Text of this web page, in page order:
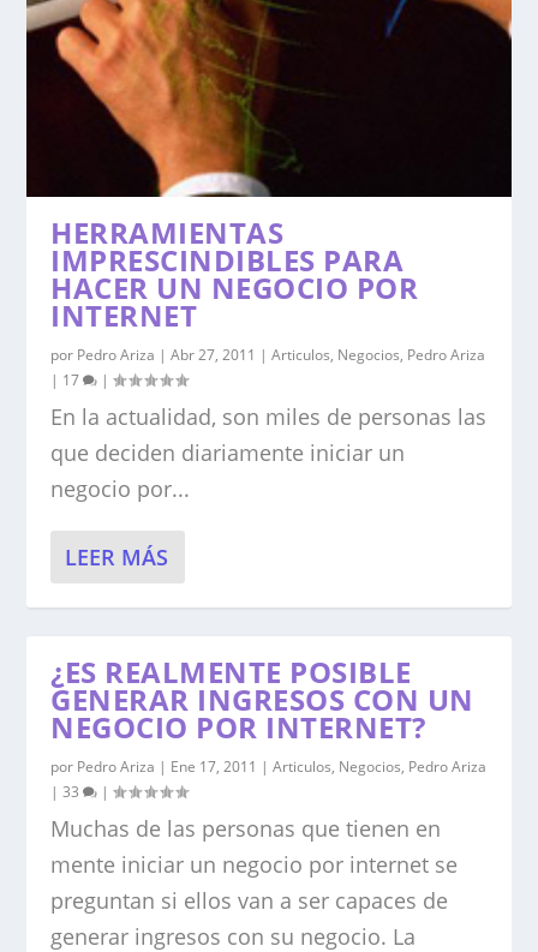
HERRAMIENTAS
IMPRESCINDIBLES PARA
HACER UN NEGOCIO POR
INTERNET
por Pedro Ariza |Abr 27, 2011 |Articulos, Negocios, Pedro Ariza
| 17 |
En la actualidad, son miles de personas las
que deciden diariamente iniciar un
negocio por...
LEER MÁS
¿ES REALMENTE POSIBLE
GENERAR INGRESOS CON UN
NEGOCIO POR INTERNET?
por Pedro Ariza | Ene 17, 2011 |Articulos, Negocios, Pedro Ariza
|33 |
Muchas de las personas que tienen en
mente iniciar un negocio por internet se
preguntan si ellos van a ser capaces de
generar ingresos con su negocio. La